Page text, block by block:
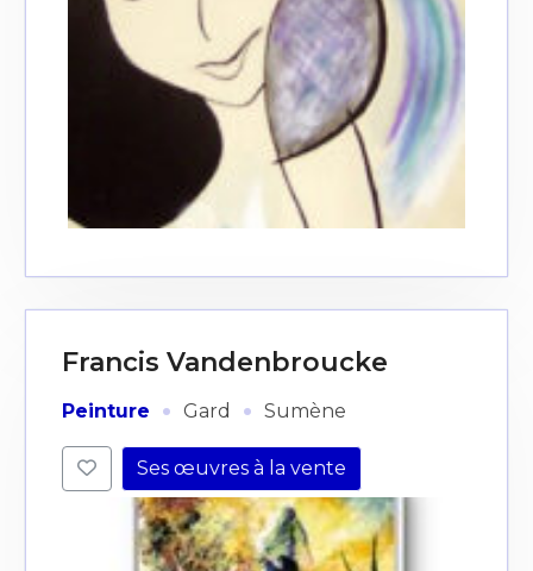
Francis Vandenbroucke
Peinture · Gard · Sumène
Ses œuvres à la vente